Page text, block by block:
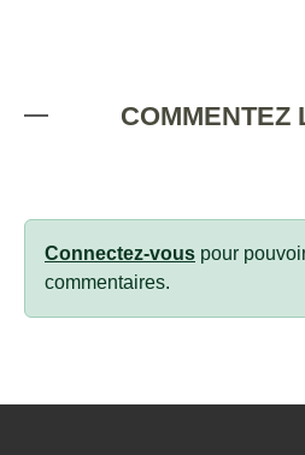
COMMENTEZ
Connectez-vous pour
commentaires.